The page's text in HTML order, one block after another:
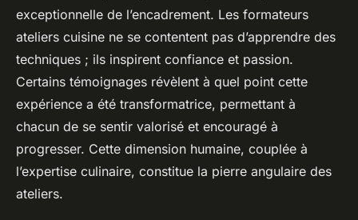
exceptionnelle de l’encadrement. Les formateurs
ateliers cuisine ne se contentent pas d’apprendre des
techniques ; ils inspirent confiance et passion.
Certains témoignages révèlent à quel point cette
expérience a été transformatrice, permettant à
chacun de se sentir valorisé et encouragé à
progresser. Cette dimension humaine, couplée à
l’expertise culinaire, constitue la pierre angulaire des
ateliers.